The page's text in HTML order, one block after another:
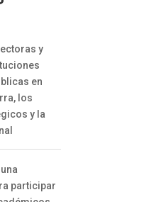
y
en
los
y la
participar